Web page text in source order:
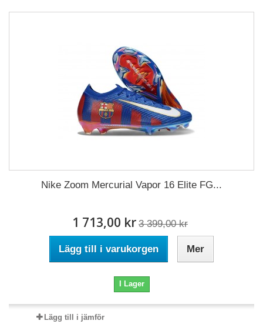
Nike Zoom Mercurial Vapor 16 Elite FG...
1 713,00 kr 3 399,00 kr
Lägg till i varukorgen Mer
I Lager
Lägg till i jämför